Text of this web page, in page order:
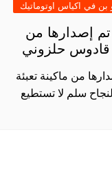
بن في اكياس اوتوماتيك
تم إصدارها من
قادوس حلزوني
من ماكينة تعبئة
سلم لا تستطيع